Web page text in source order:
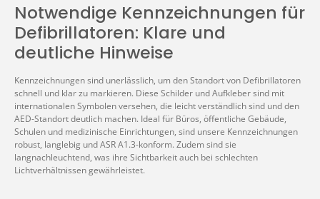
Notwendige Kennzeichnungen für
Defibrillatoren: Klare und
deutliche Hinweise
Kennzeichnungen sind unerlässlich, um den Standort von Defibrillatoren
schnell und klar zu markieren. Diese Schilder und Aufkleber sind mit
internationalen Symbolen versehen, die leicht verständlich sind und den
AED-Standort deutlich machen. Ideal für Büros, öffentliche Gebäude,
Schulen und medizinische Einrichtungen, sind unsere Kennzeichnungen
robust, langlebig und ASR A1.3-konform. Zudem sind sie
langnachleuchtend, was ihre Sichtbarkeit auch bei schlechten
Lichtverhältnissen gewährleistet.